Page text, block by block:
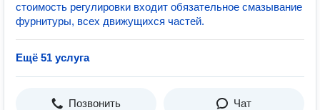
стоимость регулировки входит обязательное смазывание
фурнитуры, всех движущихся частей.
Ещё 51 услуга
Позвонить Чат